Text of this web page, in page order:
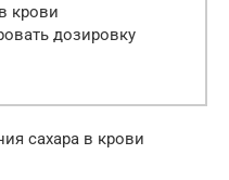
крови
дозировку
сахара в крови